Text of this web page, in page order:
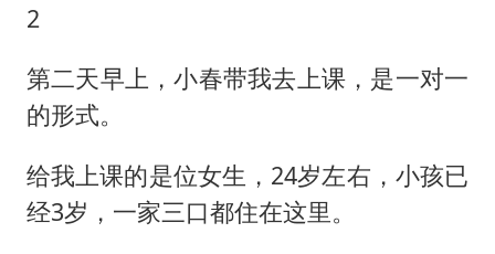
2
第二天早上，小春带我去上课，是一对一
的形式。
给我上课的是位女生，24岁左右，小孩已
经3岁，一家三口都住在这里。